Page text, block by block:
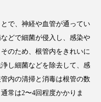
で、神経や血管が通ってい
どで細菌が侵入し、感染や
のため、根管内をきれいに
し細菌などを除去して、感
内の清掃と消毒は根管の数
常は2〜4回程度かかりま